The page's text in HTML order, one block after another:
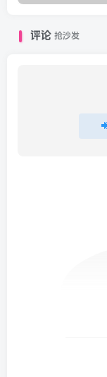
评论 抢沙发